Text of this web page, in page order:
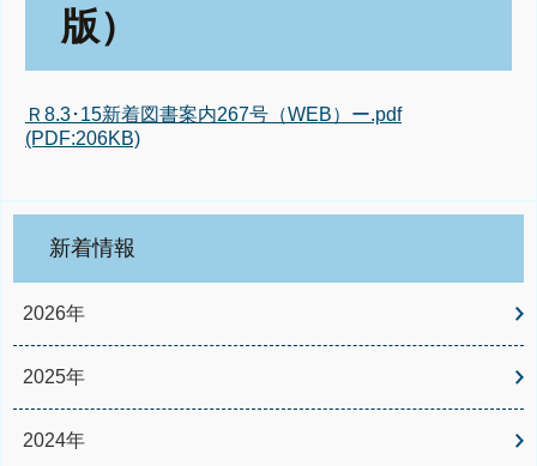
版）
Ｒ8.3･15新着図書案内267号（WEB）ー.pdf
(PDF:206KB)
新着情報
2026年
2025年
2024年